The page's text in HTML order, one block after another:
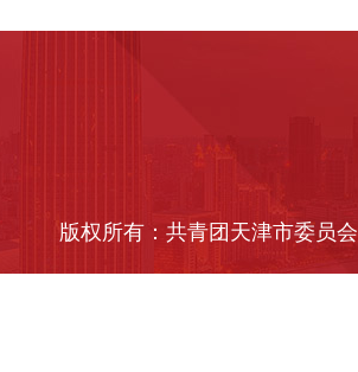
版权所有：共青团天津市委